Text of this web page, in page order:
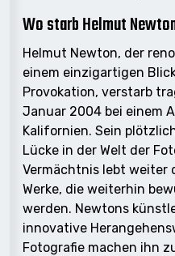
Wo starb Helmut
Helmut Newton, der
einem einzigartigen
Provokation, verstarb
Januar 2004 bei einem
Kalifornien. Sein
Lücke in der Welt der
Vermächtnis lebt weiter
Werke, die weiterhin
werden. Newtons
innovative
Fotografie machen ihn